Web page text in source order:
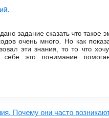
задание сказать что такое
очень много. Но как
эти знания, то то что
это понимание
Почему они часто